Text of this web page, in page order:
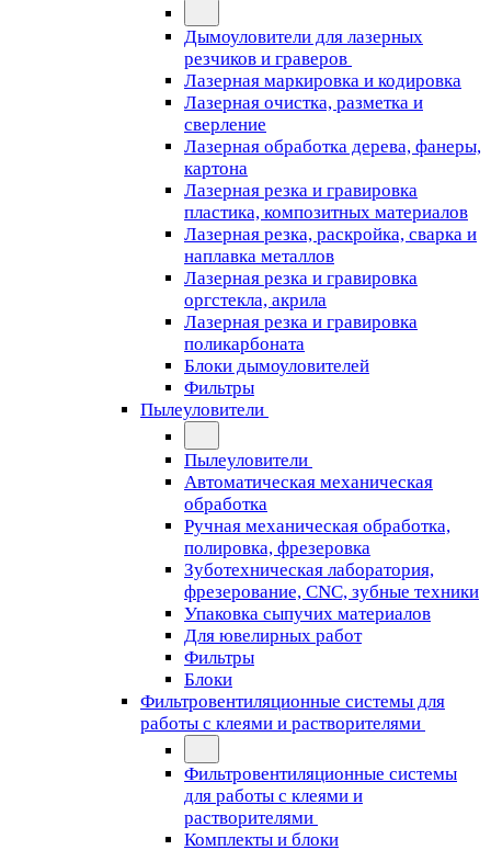
Дымоуловители для лазерных
резчиков и граверов
Лазерная маркировка и кодировка
Лазерная очистка, разметка и
сверление
Лазерная обработка дерева, фанеры,
картона
Лазерная резка и гравировка
пластика, композитных материалов
Лазерная резка, раскройка, сварка и
наплавка металлов
Лазерная резка и гравировка
оргстекла, акрила
Лазерная резка и гравировка
поликарбоната
Блоки дымоуловителей
Фильтры
Пылеуловители
Пылеуловители
Автоматическая механическая
обработка
Ручная механическая обработка,
полировка, фрезеровка
Зуботехническая лаборатория,
фрезерование, CNC, зубные техники
Упаковка сыпучих материалов
Для ювелирных работ
Фильтры
Блоки
Фильтровентиляционные системы для
работы с клеями и растворителями
Фильтровентиляционные системы
для работы с клеями и
растворителями
Комплекты и блоки